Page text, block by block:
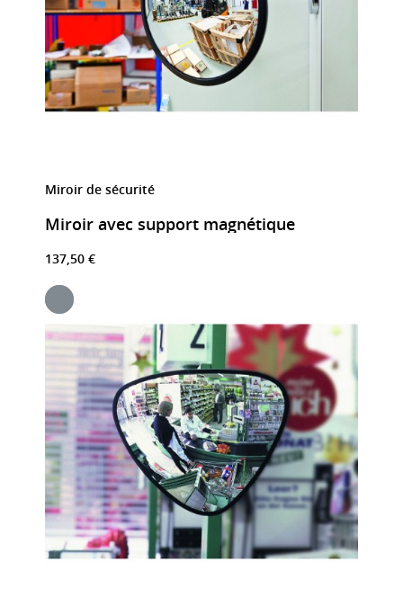
Miroir de sécurité
Miroir avec support magnétique
137,50 €